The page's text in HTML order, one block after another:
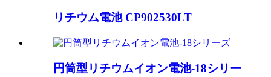
リチウム電池 CP902530LT
円筒型リチウムイオン電池-18シリー